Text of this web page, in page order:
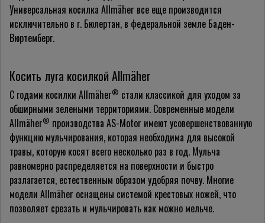
Универсальная косилка Allmäher все еще производится
исключительно в г. Бюлертан, в федеральной земле Баден-
Вюртемберг.
Косить луга косилкой Allmäher
С годами косилки Allmäher® стали классикой для уходом за
обширными зелеными территориями. Современные модели
Allmäher® производства AS-Motor имеют усовершенствованную
функцию мульчирования, которая необходима для высокой
травы, которую косят всего несколько раз в год. Мульча
равномерно распределяется на поверхности и быстро
разлагается, естественным образом удобряя почву. Многие
модели Allmäher оснащены системой крестовых ножей, что
позволяет срезать и мульчировать как можно мельче.